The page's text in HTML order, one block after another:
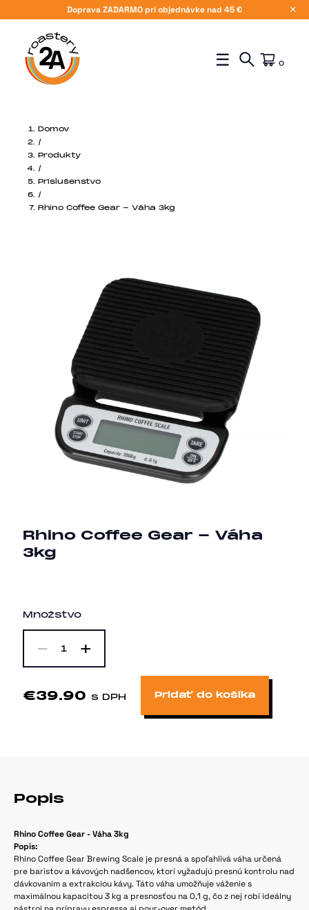
Doprava ZADARMO pri objednávke nad 45 € X
☰ 0
Domov
/
Produkty
/
Príslušenstvo
/
Rhino Coffee Gear - Váha 3kg
Rhino Coffee Gear - Váha
3kg
Množstvo
- 1 +
€39.90 s DPH Pridať do košíka
Popis
Rhino Coffee Gear - Váha 3kg
Popis:
Rhino Coffee Gear Brewing Scale je presná a spoľahlivá váha určená
pre baristov a kávových nadšencov, ktorí vyžadujú presnú kontrolu nad
dávkovaním a extrakciou kávy. Táto váha umožňuje váženie s
maximálnou kapacitou 3 kg a presnosťou na 0,1 g, čo z nej robí ideálny